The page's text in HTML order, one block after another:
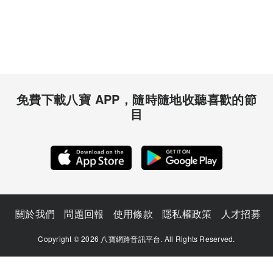
免費下載八寶 APP，隨時隨地收聽喜歡的節
目
關於我們 問題回報 使用條款 隱私權政策 人才招募
Copyright © 2026 八寶網路音訊平台. All Rights Reserved.